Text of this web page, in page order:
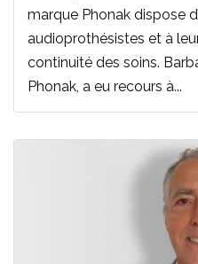
marque Phonak dispose
audioprothésistes et à
continuité des soins.
Phonak, a eu recours à...